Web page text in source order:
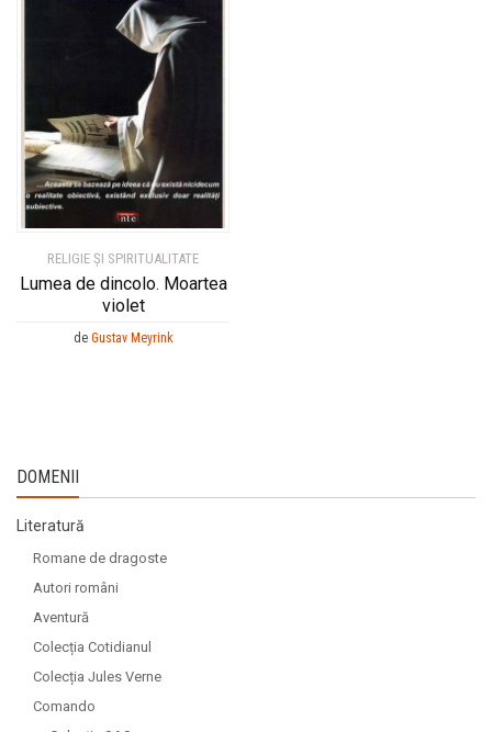
RELIGIE ȘI SPIRITUALITATE
Lumea de dincolo. Moartea
violet
de Gustav Meyrink
DOMENII
Literatură
Romane de dragoste
Autori români
Aventură
Colecția Cotidianul
Colecția Jules Verne
Comando